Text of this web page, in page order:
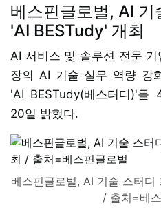
베스핀글로벌, AI 기
'AI BESTudy' 개최
AI 서비스 및 솔루션 전문
장의 AI 기술 실무 역량 강
'AI BESTudy(베스터디)'를
20일 밝혔다.
베스핀글로벌, AI 기술 스터
/ 출처=베